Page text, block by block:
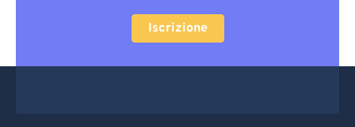
Iscrizione